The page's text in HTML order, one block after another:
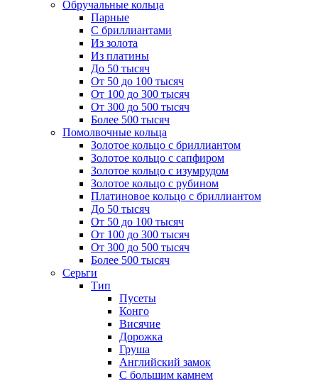
Обручальные кольца
Парные
С бриллиантами
Из золота
Из платины
До 50 тысяч
От 50 до 100 тысяч
От 100 до 300 тысяч
От 300 до 500 тысяч
Более 500 тысяч
Помолвочные кольца
Золотое кольцо с бриллиантом
Золотое кольцо с сапфиром
Золотое кольцо с изумрудом
Золотое кольцо с рубином
Платиновое кольцо с бриллиантом
До 50 тысяч
От 50 до 100 тысяч
От 100 до 300 тысяч
От 300 до 500 тысяч
Более 500 тысяч
Серьги
Тип
Пусеты
Конго
Висячие
Дорожка
Груша
Английский замок
С большим камнем